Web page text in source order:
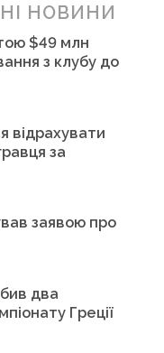
НОВИНИ
$49 млн
з клубу до
відрахувати
за
заявою про
два
Греції